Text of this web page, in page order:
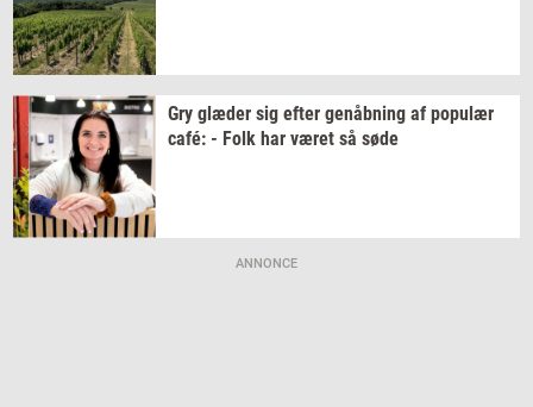
Gry glæ­der sig efter genåb­ning af po­pu­lær
café: - Folk har været så søde
ANNONCE